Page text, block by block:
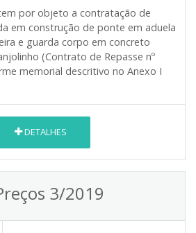
por objeto a contratação de
em construção de ponte em aduela
e guarda corpo em concreto
(Contrato de Repasse nº
memorial descritivo no Anexo I
DETALHES
3/2019